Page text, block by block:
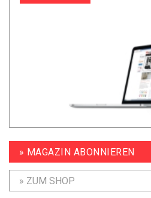
» MAGAZIN ABONNIEREN
» ZUM SHOP